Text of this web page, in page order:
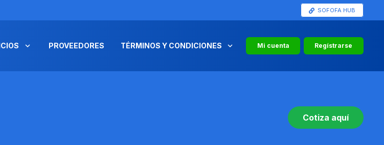
SOFOFA HUB
PROVEEDORES TÉRMINOS Y CONDICIONES Mi cuenta Regístrarse
Cotiza aquí